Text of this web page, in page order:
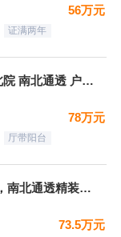
56万元
证满两年
一层带小院 洋房 凤麟府北院 南北通透 户型方正 看房有钥
78万元
厅带阳台
73.5万可议，天伦湾嘉园，南北通透精装未住，样板间南北三居
73.5万元